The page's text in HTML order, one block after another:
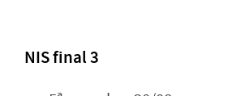
NIS final 3